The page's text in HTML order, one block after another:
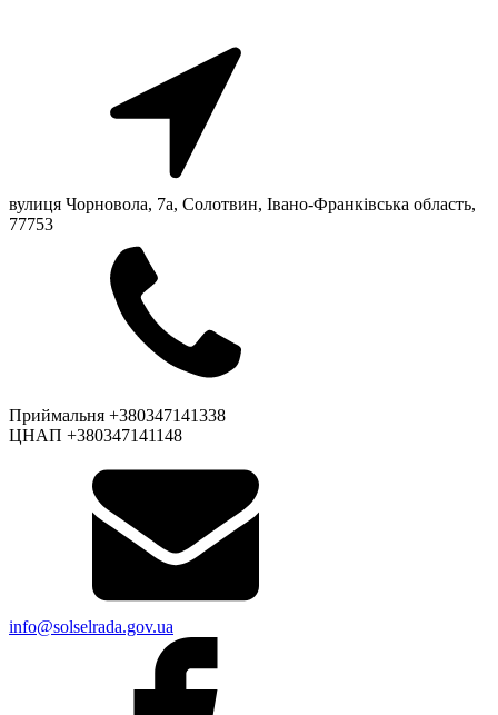
вулиця Чорновола, 7a, Солотвин, Івано-Франківська область,
77753
Приймальня +380347141338
ЦНАП +380347141148
info@solselrada.gov.ua